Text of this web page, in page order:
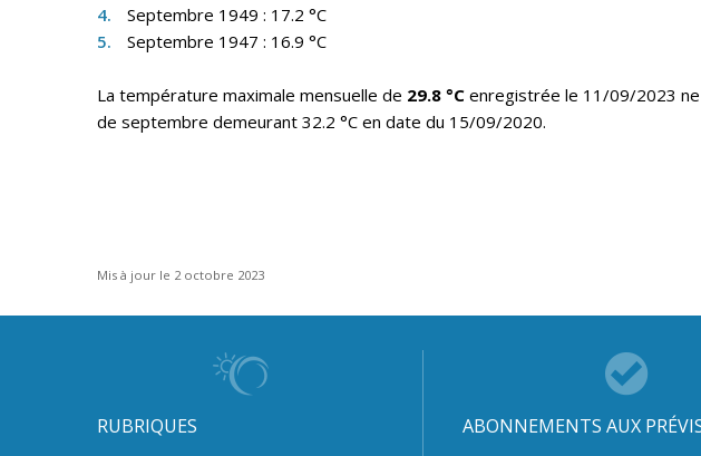
Septembre 1949 : 17.2 °C
Septembre 1947 : 16.9 °C
La température maximale mensuelle de 29.8 °C enregistrée le 11/09/2023 ne
de septembre demeurant 32.2 °C en date du 15/09/2020.
Mis à jour le 2 octobre 2023
RUBRIQUES ABONNEMENTS AUX